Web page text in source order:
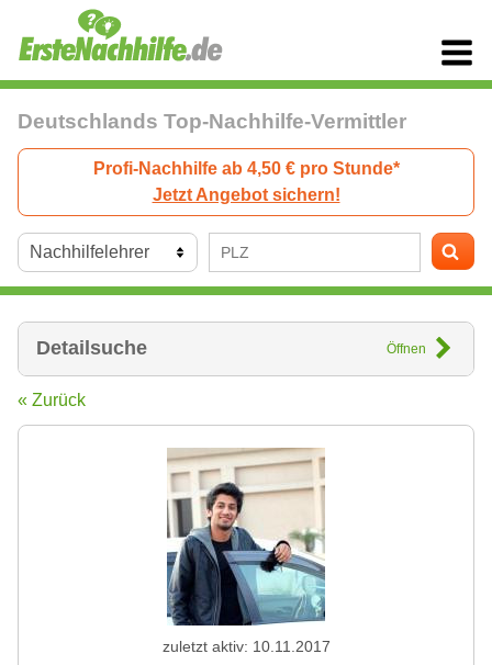
Deutschlands Top-Nachhilfe-Vermittler
Profi-Nachhilfe ab 4,50 € pro Stunde*
Jetzt Angebot sichern!
Detailsuche Öffnen
« Zurück
zuletzt aktiv: 10.11.2017